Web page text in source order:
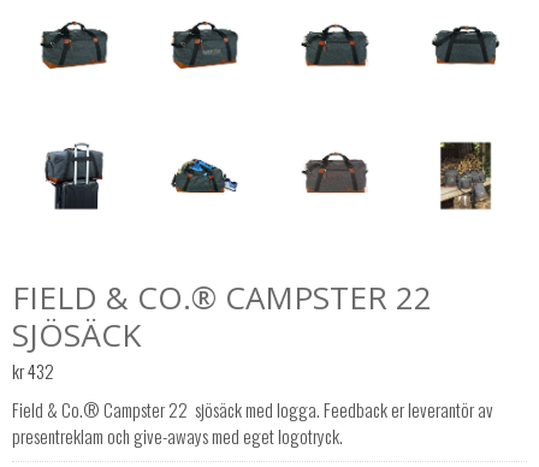
FIELD & CO.® CAMPSTER 22 
SJÖSÄCK
kr432
Field & Co.® Campster 22  sjösäck med logga. Feedback er leverantör av
presentreklam och give-aways med eget logotryck.